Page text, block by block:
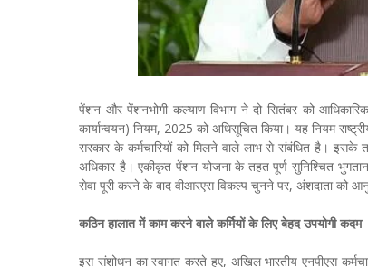
पेंशन और पेंशनभोगी कल्याण विभाग ने दो सितंबर को
कार्यान्वयन) नियम, 2025 को अधिसूचित किया। यह नियम
सरकार के कर्मचारियों को मिलने वाले लाभ से संबंधित है। इसके
अधिकार है। एकीकृत पेंशन योजना के तहत पूर्ण सुनिश्चित
सेवा पूरी करने के बाद वीआरएस विकल्प चुनने पर, अंशदाता को
कठिन हालात में काम करने वाले कर्मियों के लिए बेहद उपयोगी कदम
इस संशोधन का स्वागत करते हुए, अखिल भारतीय एनपीएस